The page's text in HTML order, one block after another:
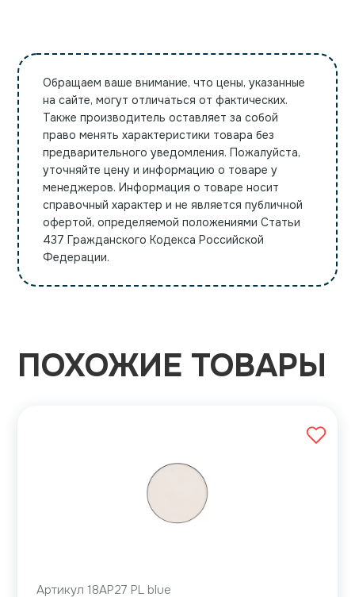
Обращаем ваше внимание, что цены, указанные
на сайте, могут отличаться от фактических.
Также производитель оставляет за собой
право менять характеристики товара без
предварительного уведомления. Пожалуйста,
уточняйте цену и информацию о товаре у
менеджеров. Информация о товаре носит
справочный характер и не является публичной
офертой, определяемой положениями Статьи
437 Гражданского Кодекса Российской
Федерации.
ПОХОЖИЕ ТОВАРЫ
Артикул 18AP27 PL blue